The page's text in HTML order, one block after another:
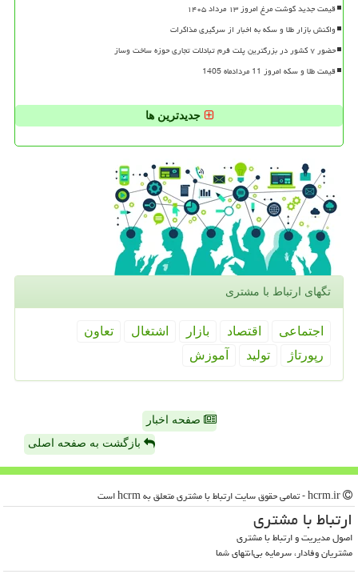
قیمت جدید گوشت مرغ امروز ۱۳ مرداد ۱۴۰۵
واکنش بازار طلا و سکه به اخبار از سرگیری مذاکرات
حضور ۷ کشور در بزرگترین پلت فرم تبادلات تجاری حوزه ساخت وساز
قیمت طلا و سکه امروز 11 مردادماه 1405
جدیدترین ها
تگهای ارتباط با مشتری
اجتماعی اقتصاد بازار اشتغال
تعاون
رپورتاژ
تولید آموزش
صفحه اخبار
بازگشت به صفحه اصلی
ارتباط با مشتری
اصول مدیریت و ارتباط با مشتری
مشتریان وفادار، سرمایه بی‌انتهای شما